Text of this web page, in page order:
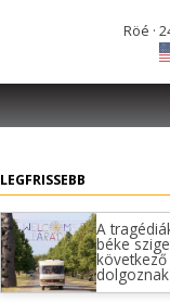
Röé ·
LEGFRISSEBB
A
béke
következő